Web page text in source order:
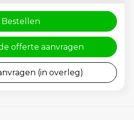
Bestellen
offerte aanvragen
(in overleg)